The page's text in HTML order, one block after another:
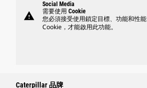
warning
Social Media
需要使用 Cookie
您必須接受使用鎖定目標、功能和性能
Cookie，才能啟用此功能。
Caterpillar 品牌